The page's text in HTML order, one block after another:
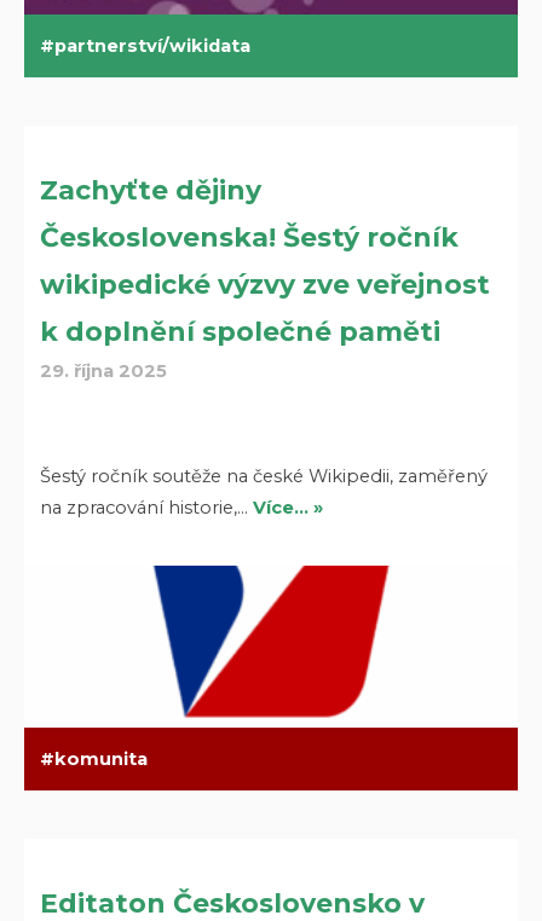
partnerství/wikidata
Zachyťte dějiny
Československa! Šestý ročník
wikipedické výzvy zve veřejnost
k doplnění společné paměti
29. října 2025
Šestý ročník soutěže na české Wikipedii, zaměřený
na zpracování historie,…Více… »
komunita
Editaton Československo v